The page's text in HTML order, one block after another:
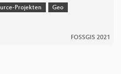
Projekten
Geo
FOSSGIS 2021